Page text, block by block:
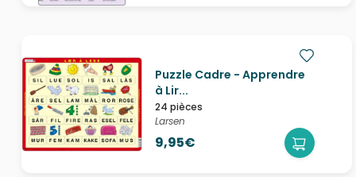
Puzzle Cadre - Apprendre
à Lir...
24 pièces
Larsen
9,95€